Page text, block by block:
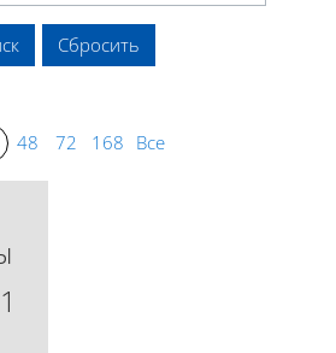
48 72 168 Все